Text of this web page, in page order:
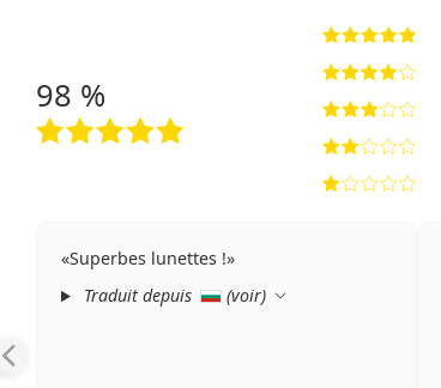
98 %
Superbes lunettes !
Traduit depuis
(voir)